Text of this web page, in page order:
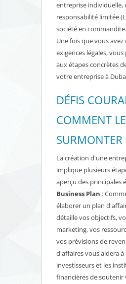
entreprise individuelle,
responsabilité limitée
société en commandite.
Une fois que vous avez
exigences légales,
aux étapes concrètes
votre entreprise à
DÉFIS
COMMENT
SURMONTER
La création d'une
implique plusieurs
aperçu des principales
Business Plan :
élaborer un plan
détaille vos objectifs,
marketing, vos
vos prévisions de
d'affaires vous aidera à
investisseurs et les
financières de